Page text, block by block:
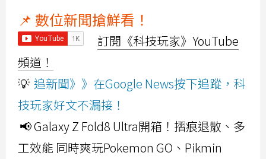
📌 數位新聞搶鮮看！
訂閱《科技玩家》YouTube
頻道！
💡 追新聞》》在Google News按下追蹤，科
技玩家好文不漏接！
📢 Galaxy Z Fold8 Ultra開箱！摺痕退散、多
工效能 同時爽玩Pokemon GO、Pikmin